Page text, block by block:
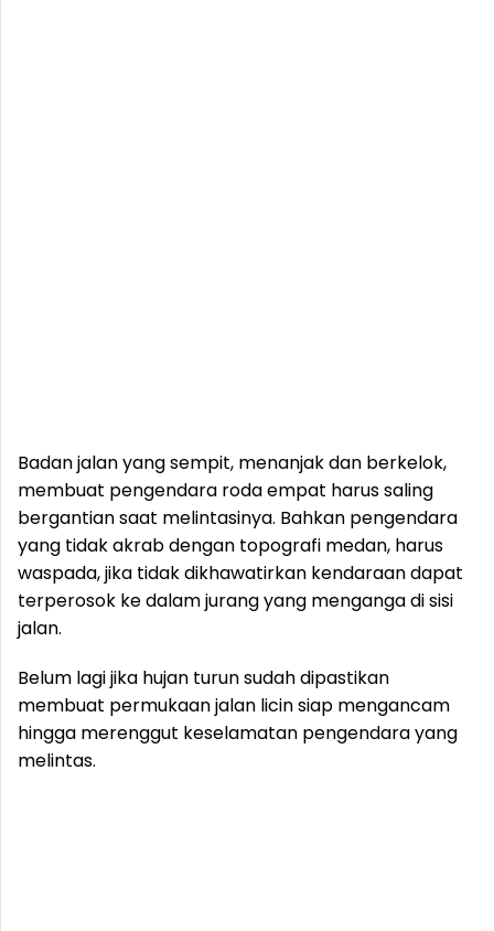
Badan jalan yang sempit, menanjak dan berkelok,
membuat pengendara roda empat harus saling
bergantian saat melintasinya. Bahkan pengendara
yang tidak akrab dengan topografi medan, harus
waspada, jika tidak dikhawatirkan kendaraan dapat
terperosok ke dalam jurang yang menganga di sisi
jalan.
Belum lagi jika hujan turun sudah dipastikan
membuat permukaan jalan licin siap mengancam
hingga merenggut keselamatan pengendara yang
melintas.